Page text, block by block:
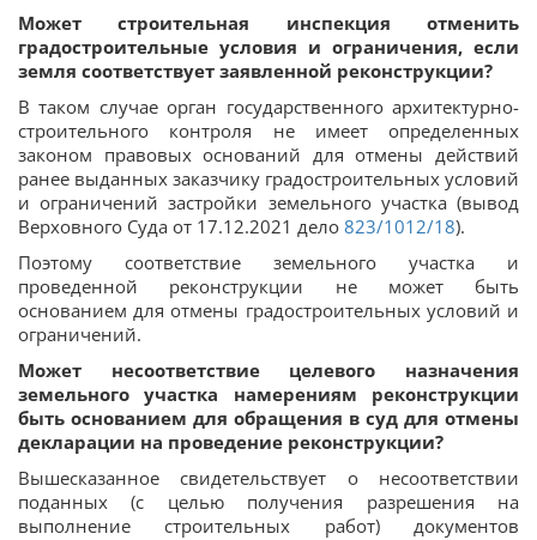
Может строительная инспекция отменить
градостроительные условия и ограничения, если
земля соответствует заявленной реконструкции?
В таком случае орган государственного архитектурно-
строительного контроля не имеет определенных
законом правовых оснований для отмены действий
ранее выданных заказчику градостроительных условий
и ограничений застройки земельного участка (вывод
Верховного Суда от 17.12.2021 дело 823/1012/18).
Поэтому соответствие земельного участка и
проведенной реконструкции не может быть
основанием для отмены градостроительных условий и
ограничений.
Может несоответствие целевого назначения
земельного участка намерениям реконструкции
быть основанием для обращения в суд для отмены
декларации на проведение реконструкции?
Вышесказанное свидетельствует о несоответствии
поданных (с целью получения разрешения на
выполнение строительных работ) документов